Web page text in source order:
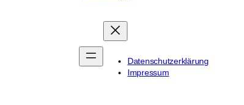
Datenschutzerklärung
Impressum